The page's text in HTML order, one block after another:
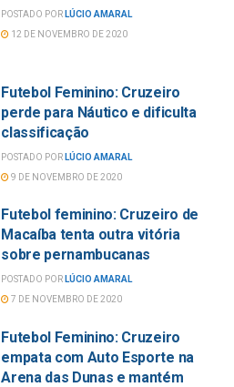
POSTADO POR LÚCIO AMARAL
12 DE NOVEMBRO DE 2020
Futebol Feminino: Cruzeiro
perde para Náutico e dificulta
classificação
POSTADO POR LÚCIO AMARAL
9 DE NOVEMBRO DE 2020
Futebol feminino: Cruzeiro de
Macaíba tenta outra vitória
sobre pernambucanas
POSTADO POR LÚCIO AMARAL
7 DE NOVEMBRO DE 2020
Futebol Feminino: Cruzeiro
empata com Auto Esporte na
Arena das Dunas e mantém